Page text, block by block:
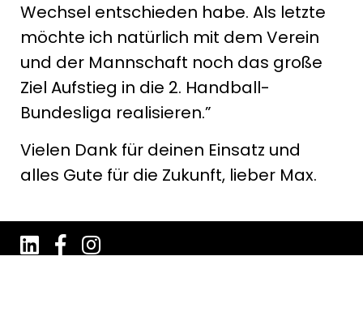
Wechsel entschieden habe. Als letzte
möchte ich natürlich mit dem Verein
und der Mannschaft noch das große
Ziel Aufstieg in die 2. Handball-
Bundesliga realisieren.”
Vielen Dank für deinen Einsatz und
alles Gute für die Zukunft, lieber Max.